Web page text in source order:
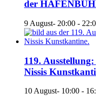
der
9 August- 20:00 -
119.
Nissis
10 August- 10:00 -